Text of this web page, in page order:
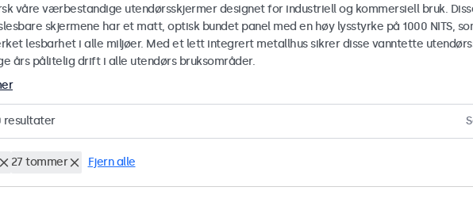
våre værbestandige utendørsskjermer designet for industriell og kommersiell bruk.
skjermene har et matt, optisk bundet panel med en høy lysstyrke på 1000 NITS,
lesbarhet i alle miljøer. Med et lett integrert metallhus sikrer disse vanntette
års pålitelig drift i alle utendørs bruksområder.
resultater
27 tommer Fjern alle